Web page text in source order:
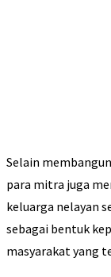
Selain
para mitra juga
keluarga nelayan
sebagai bentuk
masyarakat yang